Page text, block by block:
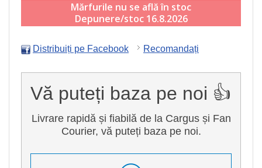
Mărfurile nu se află în stoc
Depunere/stoc 16.8.2026
Distribuiți pe Facebook Recomandați
Vă puteți baza pe noi 👍
Livrare rapidă și fiabilă de la Cargus și Fan
Courier, vă puteți baza pe noi.